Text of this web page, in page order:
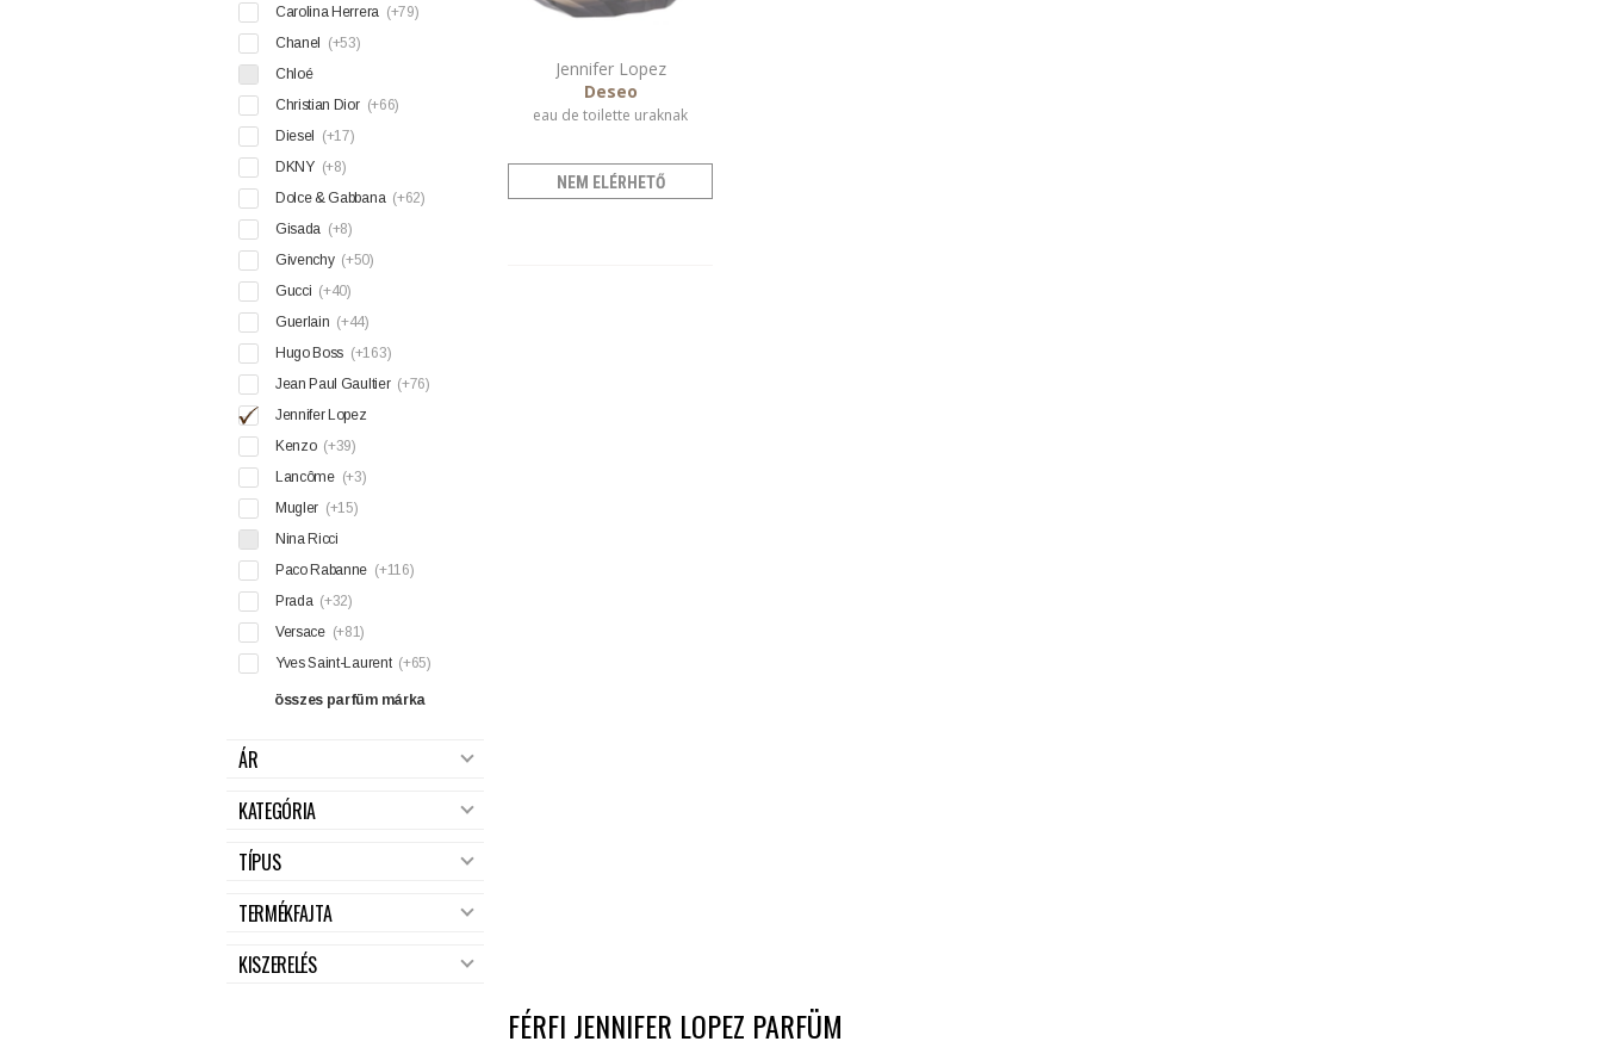
Carolina Herrera (+79)
Chanel
(+53)
Chloé
Christian Dior (+66)
Diesel
(+17)
DKNY (+8)
Dolce & Gabbana (+62)
Gisada (+8)
Givenchy (+50)
Gucci (+40)
Guerlain (+44)
Hugo Boss (+163)
Jean Paul Gaultier (+76)
Jennifer Lopez
Kenzo (+39)
Lancôme (+3)
Mugler (+15)
Nina Ricci
Paco Rabanne (+116)
Prada (+32)
Versace (+81)
Yves Saint-Laurent (+65)
összes parfüm márka
ÁR
KATEGÓRIA
TÍPUS
TERMÉKFAJTA
KISZERELÉS
Jennifer Lopez
Deseo
eau de toilette uraknak
NEM ELÉRHETŐ
FÉRFI JENNIFER LOPEZ PARFÜM